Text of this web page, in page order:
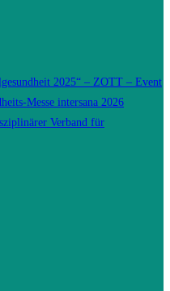
2025“ – ZOTT – Event
Messe intersana 2026
Verband für